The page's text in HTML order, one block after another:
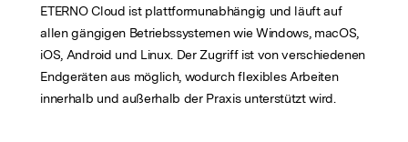
ETERNO Cloud ist plattformunabhängig und läuft auf
allen gängigen Betriebssystemen wie Windows, macOS,
iOS, Android und Linux. Der Zugriff ist von verschiedenen
Endgeräten aus möglich, wodurch flexibles Arbeiten
innerhalb und außerhalb der Praxis unterstützt wird.